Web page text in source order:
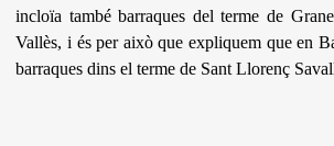
incloïa també barraques del terme de
Vallès, i és per això que expliquem que en
barraques dins el terme de Sant Llorenç